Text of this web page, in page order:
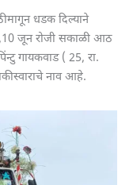
धडक दिल्याने
जून रोजी सकाळी आठ
गायकवाड ( 25, रा.
नाव आहे.